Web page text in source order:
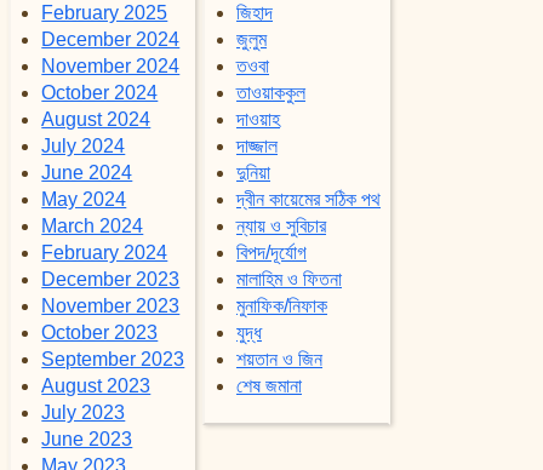
February 2025
December 2024
November 2024
October 2024
August 2024
July 2024
June 2024
May 2024
March 2024
February 2024
December 2023
November 2023
October 2023
September 2023
August 2023
July 2023
June 2023
May 2023
জিহাদ
জুলুম
তওবা
তাওয়াককুল
দাওয়াহ
দাজ্জাল
দুনিয়া
দ্বীন কায়েমের সঠিক পথ
ন্যায় ও সুবিচার
বিপদ/দূর্যোগ
মালাহিম ও ফিতনা
মুনাফিক/নিফাক
যুদ্ধ
শয়তান ও জিন
শেষ জমানা